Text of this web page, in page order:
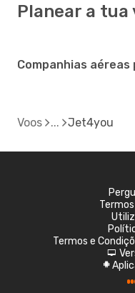
Planear a tua
Companhias aéreas
Voos Jet4you
Termos e
d
A